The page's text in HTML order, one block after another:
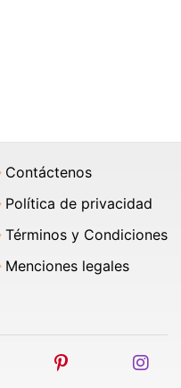
Contáctenos
Política de privacidad
Términos y Condiciones
Menciones legales
youtube pinterest